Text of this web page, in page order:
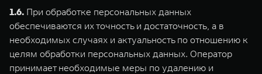
1.6. При обработке персональных данных
обеспечиваются их точность и достаточность, а в
необходимых случаях и актуальность по отношению к
целям обработки персональных данных. Оператор
принимает необходимые меры по удалению и